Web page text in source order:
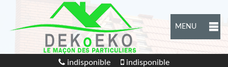
MENU
indisponible indisponible